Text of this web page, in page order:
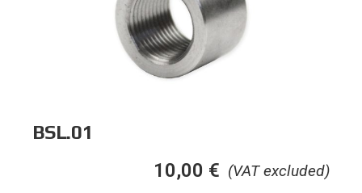
BSL.01
(VAT excluded)
10,00 €